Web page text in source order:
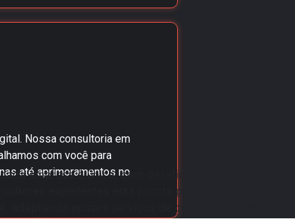
Nossa consultoria em
com você para
até aprimoramentos no
empresa é única, com desafios e objetivos
experientes está pronta para trabalhar em
adaptando nossos serviços de consultoria para